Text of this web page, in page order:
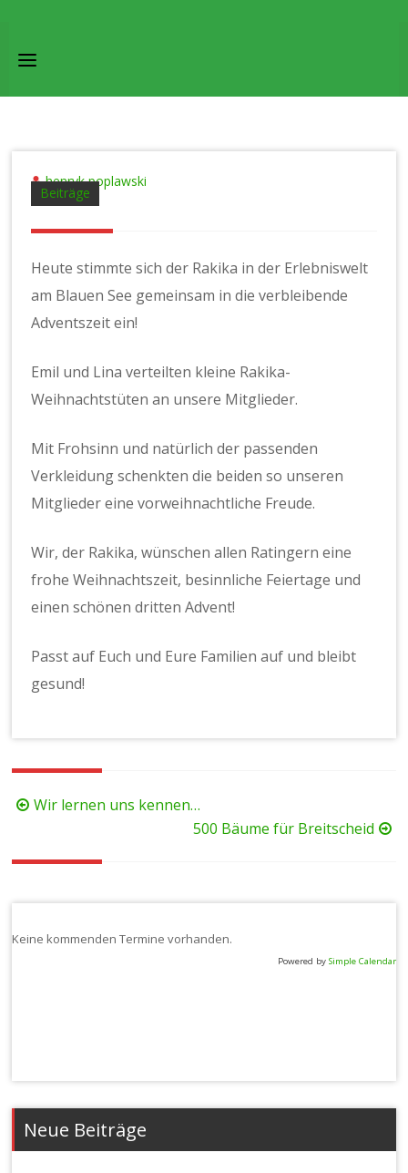
content
Beiträge
henryk poplawski
Heute stimmte sich der Rakika in der Erlebniswelt
am Blauen See gemeinsam in die verbleibende
Adventszeit ein!
Emil und Lina verteilten kleine Rakika-
Weihnachtstüten an unsere Mitglieder.
Mit Frohsinn und natürlich der passenden
Verkleidung schenkten die beiden so unseren
Mitglieder eine vorweihnachtliche Freude.
Wir, der Rakika, wünschen allen Ratingern eine
frohe Weihnachtszeit, besinnliche Feiertage und
einen schönen dritten Advent!
Passt auf Euch und Eure Familien auf und bleibt
gesund!
Beitragsnavigation
Wir lernen uns kennen…
500 Bäume für Breitscheid
Keine kommenden Termine vorhanden.
Powered by Simple Calendar
Neue Beiträge